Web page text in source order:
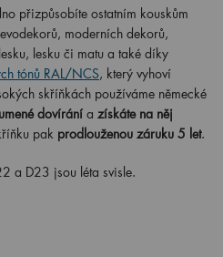
přizpůsobíte ostatním kouskům
moderních dekorů,
lesku či matu a také díky
tónů RAL/NCS, který vyhoví
skříňkách používáme německé
dovírání a získáte na něj
pak prodlouženou záruku 5 let.
a D23 jsou léta svisle.